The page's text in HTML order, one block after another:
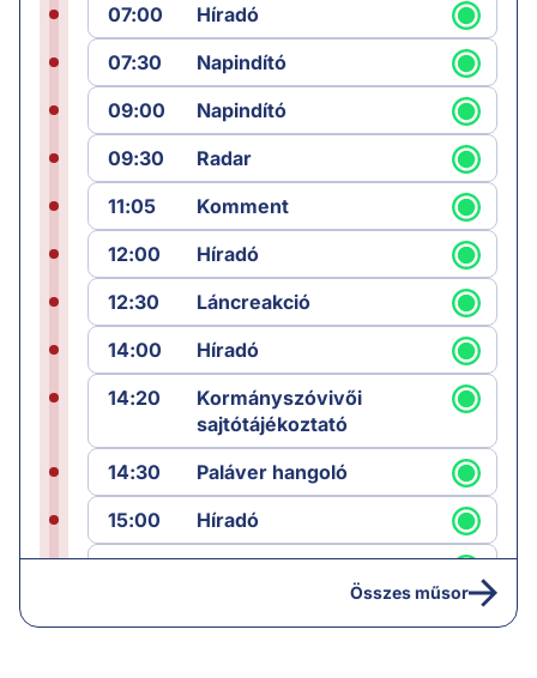
07:00
Híradó
07:30
Napindító
09:00
Napindító
09:30
Radar
11:05
Komment
12:00
Híradó
12:30
Láncreakció
14:00
Híradó
14:20
Kormányszóvivői
sajtótájékoztató
14:30
Paláver hangoló
15:00
Híradó
15:30
Paláver
Összes műsor